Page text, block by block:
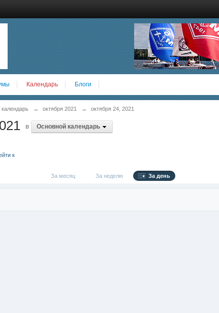
Календарь Блоги
→ октября 2021 → октября 24, 2021
в Основной календарь
к
За месяц За неделю За день